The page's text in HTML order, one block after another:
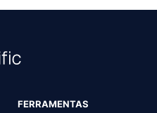
FERRAMENTAS